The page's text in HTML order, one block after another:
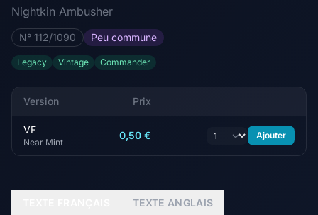
Nightkin Ambusher
N° 112/1090 Peu commune
Legacy Vintage Commander
Version Prix
VF
Near Mint
0,50 € Ajouter
TEXTE ANGLAIS